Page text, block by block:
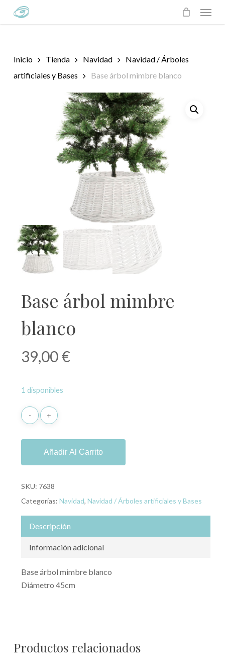
Menu
Inicio Tienda Navidad
Navidad / Árboles
artificiales y Bases
Base árbol mimbre blanco
Base árbol mimbre
blanco
39,00€
1 disponibles
Añadir Al Carrito
SKU: 7638
Categorías: Navidad, Navidad / Árboles artificiales y Bases
Descripción
Información adicional
Base árbol mimbre blanco
Diámetro 45cm
Productos relacionados